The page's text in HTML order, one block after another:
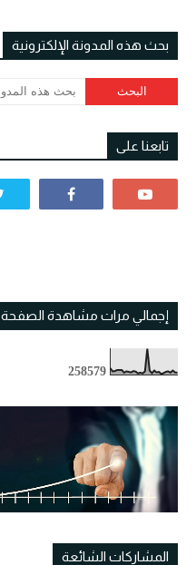
بحث هذه المدونة الإلكترونية
تابعنا على
إجمالي مرات مشاهدة الصفحة
258579
المشاركات الشائعة